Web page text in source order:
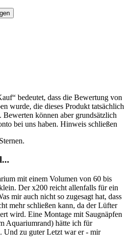
bedeutet, dass die Bewertung von
wurde, die dieses Produkt tatsächlich
Bewerten können aber grundsätzlich
bei uns haben. Hinweis schließen
mit einem Volumen von 60 bis
Der x200 reicht allenfalls für ein
mir auch nicht so zugesagt hat, dass
mehr schließen kann, da der Lüfter
wird. Eine Montage mit Saugnäpfen
Aquariumrand) hätte ich für
Und zu guter Letzt war er - mir